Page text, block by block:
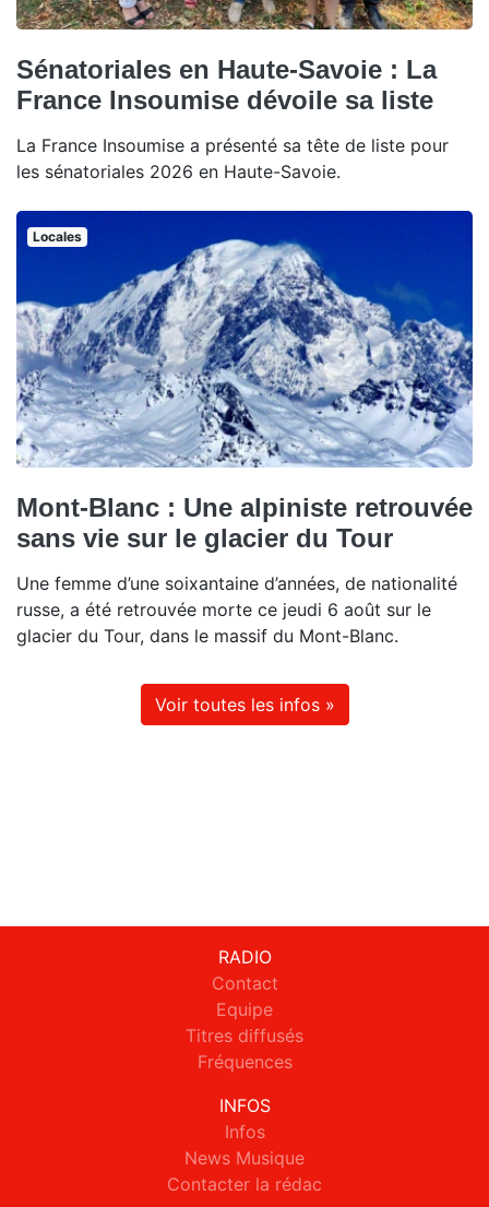
Sénatoriales en Haute-Savoie : La
France Insoumise dévoile sa liste
La France Insoumise a présenté sa tête de liste pour
les sénatoriales 2026 en Haute-Savoie.
Locales
Mont-Blanc : Une alpiniste retrouvée
sans vie sur le glacier du Tour
Une femme d’une soixantaine d’années, de nationalité
russe, a été retrouvée morte ce jeudi 6 août sur le
glacier du Tour, dans le massif du Mont-Blanc.
Voir toutes les infos »
RADIO
Contact
Equipe
Titres diffusés
Fréquences
INFOS
Infos
News Musique
Contacter la rédac